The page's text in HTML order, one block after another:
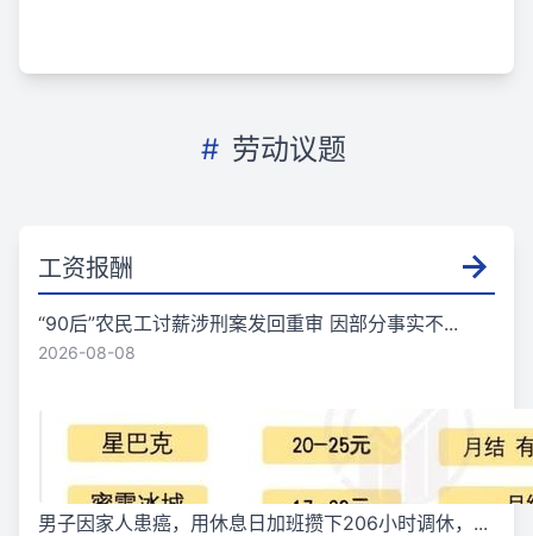
# 劳动议题
工资报酬
“90后”农民工讨薪涉刑案发回重审 因部分事实不...
2026-08-08
男子因家人患癌，用休息日加班攒下206小时调休，...